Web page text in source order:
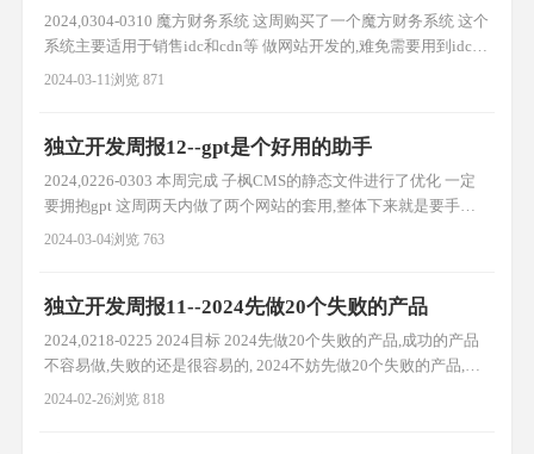
2024,0304-0310 魔方财务系统 这周购买了一个魔方财务系统 这个
系统主要适用于销售idc和cdn等 做网站开发的,难免需要用到idc和
cdn,这个已经是必须的 货源方面可以找下代销 服务器事故 看群里
突然有了一个好
2024-03-11浏览 871
独立开发周报12--gpt是个好用的助手
2024,0226-0303 本周完成 子枫CMS的静态文件进行了优化 一定
要拥抱gpt 这周两天内做了两个网站的套用,整体下来就是要手动
敲代码,整体下来身心疲累 后面想了想如果给定规则,让gpt生成一
要往gpt方向发展,致力于少
2024-03-04浏览 763
独立开发周报11--2024先做20个失败的产品
2024,0218-0225 2024目标 2024先做20个失败的产品,成功的产品
不容易做,失败的还是很容易的, 2024不妨先做20个失败的产品,万
一有一个成功了也是值得的 chatgpt很好用,使用它创建个一人企
2024-02-26浏览 818